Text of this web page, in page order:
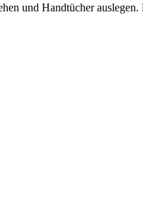
und Handtücher